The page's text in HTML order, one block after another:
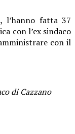
, l’hanno fatta 37
con l’ex sindaco
con il
di Cazzano